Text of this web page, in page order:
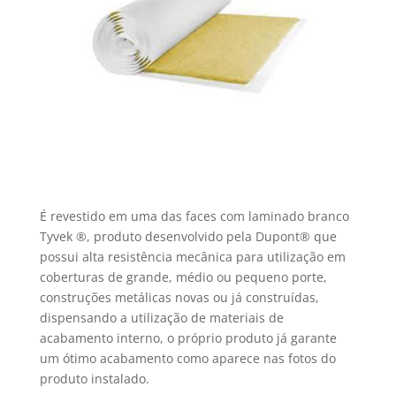
É revestido em uma das faces com laminado branco
Tyvek ®, produto desenvolvido pela Dupont® que
possui alta resistência mecânica para utilização em
coberturas de grande, médio ou pequeno porte,
construções metálicas novas ou já construídas,
dispensando a utilização de materiais de
acabamento interno, o próprio produto já garante
um ótimo acabamento como aparece nas fotos do
produto instalado.